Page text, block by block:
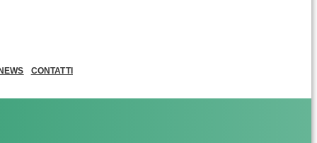
CONTATTI